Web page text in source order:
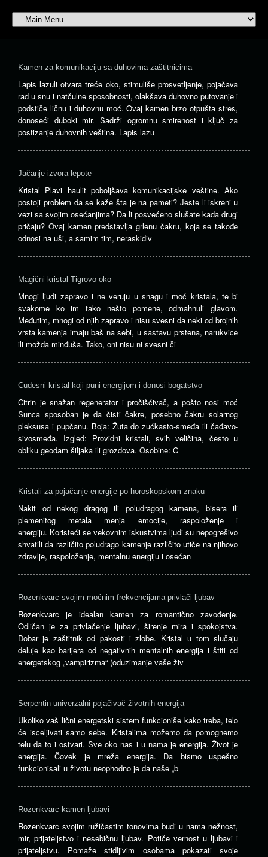
Kamen za komunikaciju sa duhovima zaštitnicima
Lapis lazuli otvara treće oko, stimuliše prosvetljenje, pojačava
rad u snu i natčulne sposobnosti, olakšava duhovno putovanje i
podstiče ličnu i duhovnu moć. Ovaj kamen brzo otpušta stres,
donoseći duboki mir. Sadrži ogromnu smirenost i ključ za
postizanje duhovnih veština. Lapis lazu
Jačanje izvora lepote
Kristal Plavi haulit poboljšava komunikacijske veštine. Ako
postoji problem da se kaže šta je na pameti? Jeste li iskreni u
vezi sa svojim osećanjima? Da li posvećeno slušate kada drugi
pričaju? Ovaj kamen predstavlja grlenu čakru, koja se takođe
odnosi na uši, a samim tim, neraskidiv
Magični kristal Tigrovo oko
Mnogi ljudi zapravo i ne veruju u snagu i moć kristala, te bi
svakome ko im tako nešto pomene, odmahnuli glavom.
Međutim, mnogi od njih zapravo i nisu svesni da neki od brojnih
vrsta kamenja imaju baš na sebi, u sastavu prstena, narukvice
ili možda minđuša. Tako, oni nisu ni svesni či
Čudesni kristal koji puni energijom i donosi bogatstvo
Citrin je snažan regenerator i pročišćivač, a pošto nosi moć
Sunca sposoban je da čisti čakre, posebno čakru solarnog
pleksusa i pupčanu. Boja: Žuta do zućkasto-smeđa ili čađavo-
sivosmeđa. Izgled: Providni kristali, svih veličina, često u
obliku geodam šiljaka ili grozdova. Osobine: C
Kristali za pojačanje energije po horoskopskom znaku
Nakit od nekog dragog ili poludragog kamena, bisera ili
plemenitog metala menja emocije, raspoloženje i
energiju. Koristeći se vekovnim iskustvima ljudi su nepogrešivo
shvatili da različito poludrago kamenje različito utiče na njihovo
zdravlje, raspoloženje, mentalnu energiju i osećan
Rozenkvarc svojim moćnim frekvencijama privlači ljubav
Rozenkvarc je idealan kamen za romantično zavođenje.
Odličan je za privlačenje ljubavi, širenje mira i spokojstva.
Dobar je zaštitnik od pakosti i zlobe. Kristal u tom slučaju
deluje kao barijera od negativnih mentalnih energija i štiti od
energetskog „vampirizma“ (oduzimanje vaše živ
Serpentin univerzalni pojačivač životnih energija
Ukoliko vaš lični energetski sistem funkcioniše kako treba, telo
će isceljivati samo sebe. Kristalima možemo da pomognemo
telu da to i ostvari. Sve oko nas i u nama je energija. Život je
energija. Čovek je mreža energija. Da bismo uspešno
funkcionisali u životu neophodno je da naše „b
Rozenkvarc kamen ljubavi
Rozenkvarc svojim ružičastim tonovima budi u nama nežnost,
mir, prijateljstvo i nesebičnu ljubav. Potiče vernost u ljubavi i
prijateljstvu. Pomaže stidljivim osobama pokazati svoje